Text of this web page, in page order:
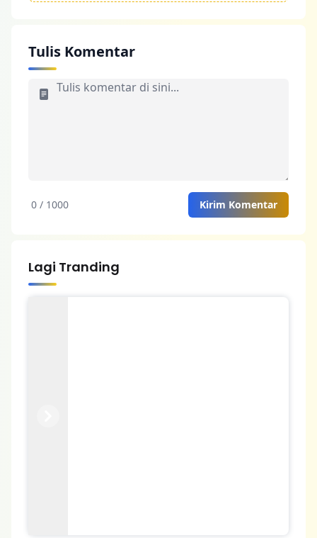
Tulis Komentar
0 / 1000 Kirim Komentar
Lagi Tranding